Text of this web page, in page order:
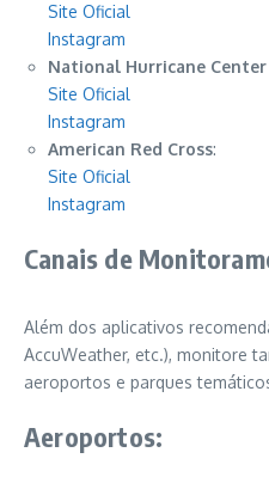
Site Oficial
Instagram
National Hurricane Center
Site Oficial
Instagram
American Red Cross:
Site Oficial
Instagram
Canais de
Além dos aplicativos
AccuWeather, etc.), monitore
aeroportos e parques
Aeroportos: